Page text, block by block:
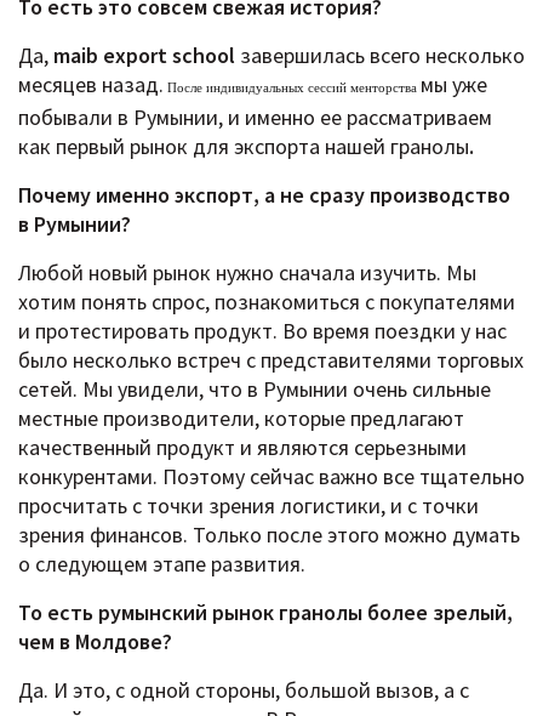
То есть это совсем свежая история?
Да, maib export school завершилась всего несколько
месяцев назад. После индивидуальных сессий менторства мы уже
побывали в Румынии, и именно ее рассматриваем
как первый рынок для экспорта нашей гранолы.
Почему именно экспорт, а не сразу производство
в Румынии?
Любой новый рынок нужно сначала изучить. Мы
хотим понять спрос, познакомиться с покупателями
и протестировать продукт. Во время поездки у нас
было несколько встреч с представителями торговых
сетей. Мы увидели, что в Румынии очень сильные
местные производители, которые предлагают
качественный продукт и являются серьезными
конкурентами. Поэтому сейчас важно все тщательно
просчитать с точки зрения логистики, и с точки
зрения финансов. Только после этого можно думать
о следующем этапе развития.
То есть румынский рынок гранолы более зрелый,
чем в Молдове?
Да. И это, с одной стороны, большой вызов, а с